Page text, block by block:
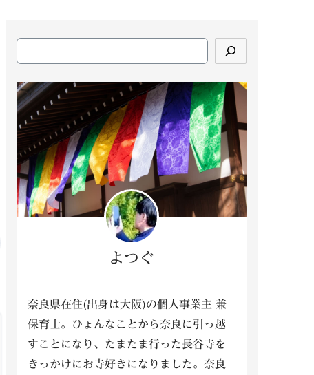
よつぐ
奈良県在住(出身は大阪)の個人事業主 兼
保育士。ひょんなことから奈良に引っ越
すことになり、たまたま行った長谷寺を
きっかけにお寺好きになりました。奈良